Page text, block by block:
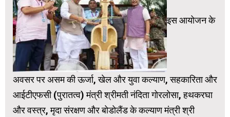
इस आयोजन के
अवसर पर असम की ऊर्जा, खेल और युवा कल्याण, सहकारिता और
आईटीएफसी (पुरातत्व) मंत्री श्रीमती नंदिता गोरलोसा, हथकरघा
और वस्त्र, मृदा संरक्षण और बोडोलैंड के कल्याण मंत्री श्री